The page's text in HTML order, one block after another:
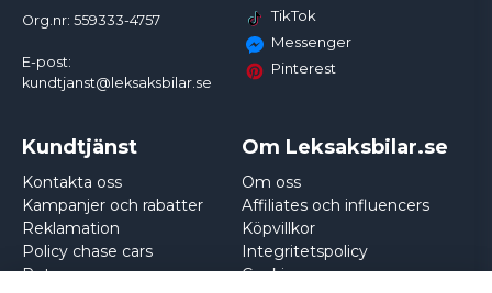
Org.nr: 559333-4757
E-post:
kundtjanst@leksaksbilar.se
TikTok
Messenger
Pinterest
Kundtjänst
Kontakta oss
Kampanjer och rabatter
Reklamation
Policy chase cars
Returnera
Om Leksaksbilar.se
Om oss
Affiliates och influencers
Köpvillkor
Integritetspolicy
Cookies